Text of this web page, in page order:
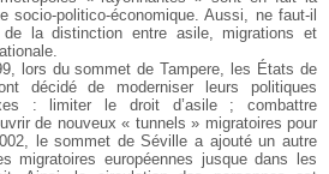
socio-politico-économique. Aussi, ne faut-il
la distinction entre asile, migrations et
lors du sommet de Tampere, les États de
décidé de moderniser leurs politiques
: limiter le droit d’asile ; combattre
de nouveux « tunnels » migratoires pour
le sommet de Séville a ajouté un autre
migratoires européennes jusque dans les